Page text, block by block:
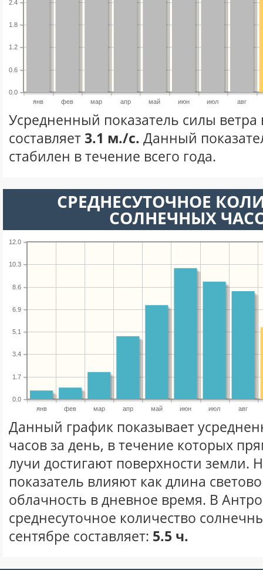
янв фев мар апр май июн июл авг
0.0
0.6
1.2
1.8
2.4
Усредненный показатель силы ветра
составляет3.1 м./с. Данный
стабилен в течение всего года.
СРЕДНЕСУТОЧНОЕ
СОЛНЕЧНЫХ
янв фев мар апр май июн июл авг
0.0
1.7
3.4
5.1
6.9
8.6
10.3
12.0
Данный график показывает
часов за день, в течение которых
лучи достигают поверхности земли.
показатель влияют как длина
облачность в дневное время. В
среднесуточное количество
сентябре составляет: 5.5 ч.